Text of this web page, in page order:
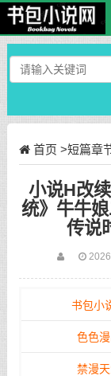
首页 >短篇章
小说H改
统》牛牛
传说
书包小
色色
禁漫